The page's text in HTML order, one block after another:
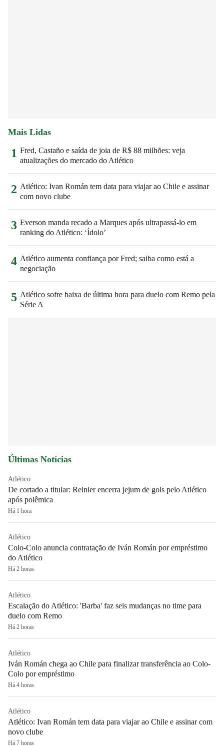
Mais Lidas
1 Fred, Castaño e saída de joia de R$ 88 milhões: veja
atualizações do mercado do Atlético
2 Atlético: Ivan Román tem data para viajar ao Chile e assinar
com novo clube
3 Everson manda recado a Marques após ultrapassá-lo em
ranking do Atlético: ‘Ídolo’
4 Atlético aumenta confiança por Fred; saiba como está a
negociação
5 Atlético sofre baixa de última hora para duelo com Remo pela
Série A
Últimas Notícias
Atlético
De cortado a titular: Reinier encerra jejum de gols pelo Atlético
após polêmica
Há 1 hora
Atlético
Colo-Colo anuncia contratação de Iván Román por empréstimo
do Atlético
Há 2 horas
Atlético
Escalação do Atlético: 'Barba' faz seis mudanças no time para
duelo com Remo
Há 2 horas
Atlético
Iván Román chega ao Chile para finalizar transferência ao Colo-
Colo por empréstimo
Há 4 horas
Atlético
Atlético: Ivan Román tem data para viajar ao Chile e assinar com
novo clube
Há 7 horas